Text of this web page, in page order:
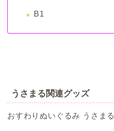
B1
うさまる関連グッズ
おすわりぬいぐるみ うさまる